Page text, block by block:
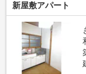
新屋敷アパート